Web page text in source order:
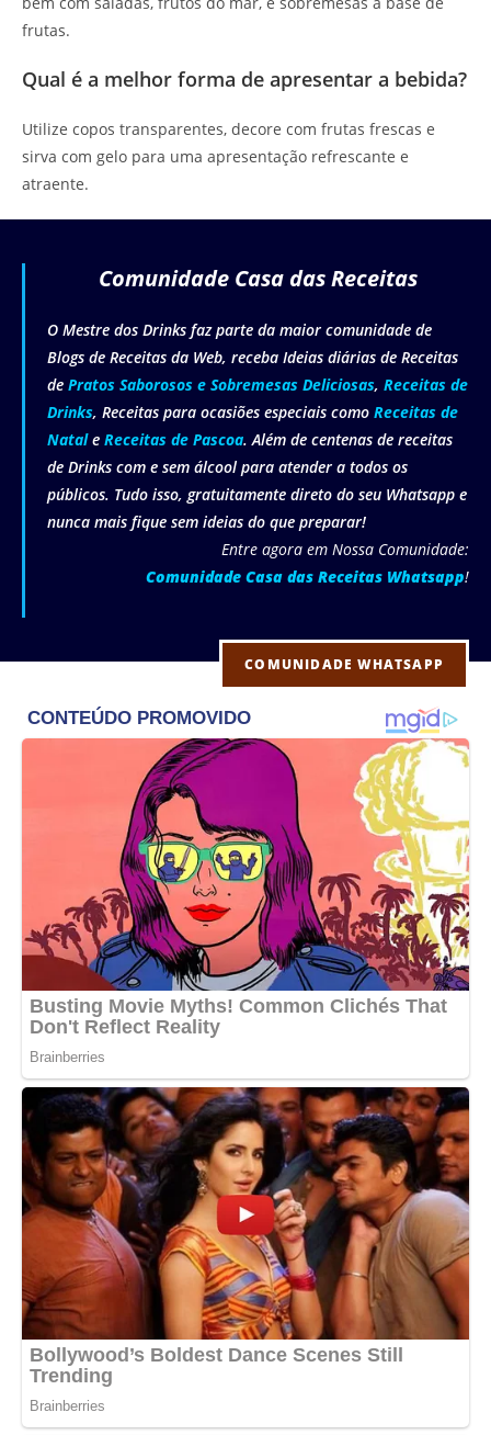
frutas.
Qual é a melhor forma de apresentar a bebida?
Utilize copos transparentes, decore com frutas frescas e
sirva com gelo para uma apresentação refrescante e
atraente.
Comunidade Casa das Receitas
O Mestre dos Drinks faz parte da maior comunidade de
Blogs de Receitas da Web, receba Ideias diárias de Receitas
de Pratos Saborosos e Sobremesas Deliciosas, Receitas de
Drinks, Receitas para ocasiões especiais como Receitas de
Natale Receitas de Pascoa. Além de centenas de receitas
de Drinks com e sem álcool para atender a todos os
públicos. Tudo isso, gratuitamente direto do seu Whatsapp e
nunca mais fique sem ideias do que preparar!
Entre agora em Nossa Comunidade:
Comunidade Casa das Receitas Whatsapp!
COMUNIDADE WHATSAPP